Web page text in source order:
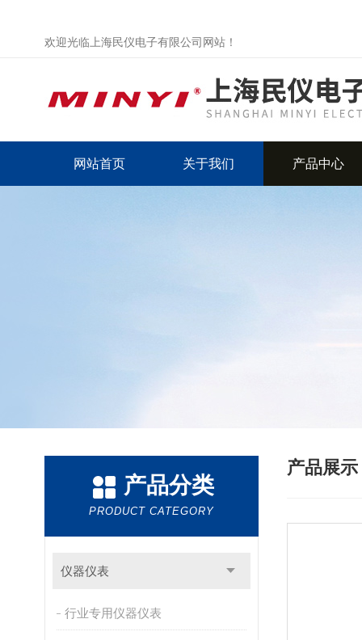
欢迎光临上海民仪电子有限公司网站！
网站首页 关于我们 产品中心
产品分类
PRODUCT CATEGORY
仪器仪表
行业专用仪器仪表
产品展示